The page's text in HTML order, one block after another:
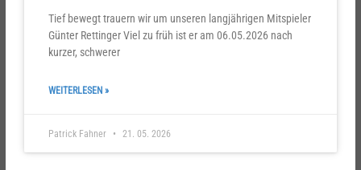
Tief bewegt trauern wir um unseren langjährigen Mitspieler
Günter Rettinger Viel zu früh ist er am 06.05.2026 nach
kurzer, schwerer
WEITERLESEN »
Patrick Fahner 21. 05. 2026